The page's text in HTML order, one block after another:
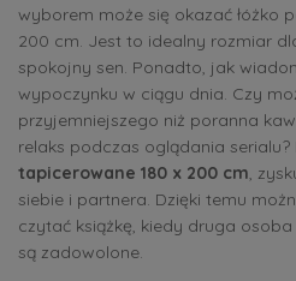
wyborem może się okazać łóżko
200 cm. Jest to idealny rozmiar
spokojny sen. Ponadto, jak
wypoczynku w ciągu dnia. Czy
przyjemniejszego niż poranna
relaks podczas oglądania serialu?
tapicerowane 180 x 200 cm,
siebie i partnera. Dzięki temu
czytać książkę, kiedy druga
są zadowolone.